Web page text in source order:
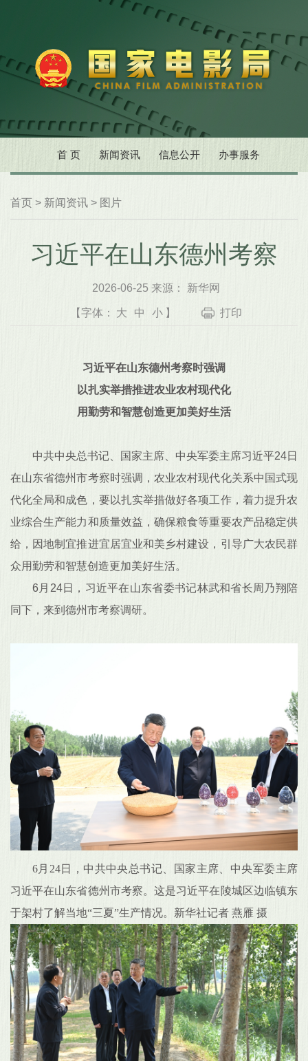
首 页 新闻资讯 信息公开 办事服务
首页 > 新闻资讯 > 图片
习近平在山东德州考察
2026-06-25 来源： 新华网
【字体： 大 中 小 】 打印
习近平在山东德州考察时强调
以扎实举措推进农业农村现代化
用勤劳和智慧创造更加美好生活
中共中央总书记、国家主席、中央军委主席习近平24日
在山东省德州市考察时强调，农业农村现代化关系中国式现
代化全局和成色，要以扎实举措做好各项工作，着力提升农
业综合生产能力和质量效益，确保粮食等重要农产品稳定供
给，因地制宜推进宜居宜业和美乡村建设，引导广大农民群
众用勤劳和智慧创造更加美好生活。
6月24日，习近平在山东省委书记林武和省长周乃翔陪
同下，来到德州市考察调研。
6月24日，中共中央总书记、国家主席、中央军委主席
习近平在山东省德州市考察。这是习近平在陵城区边临镇东
于架村了解当地“三夏”生产情况。新华社记者 燕雁 摄